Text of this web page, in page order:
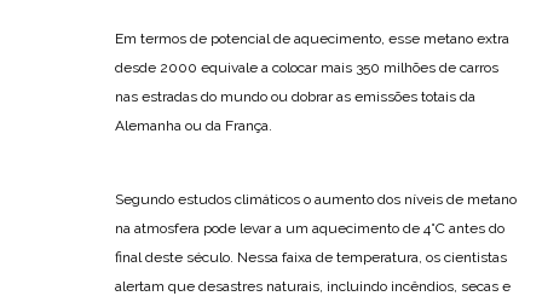
Em termos de potencial de aquecimento, esse metano extra
desde 2000 equivale a colocar mais 350 milhões de carros
nas estradas do mundo ou dobrar as emissões totais da
Alemanha ou da França.
Segundo estudos climáticos o aumento dos níveis de metano
na atmosfera pode levar a um aquecimento de 4°C antes do
final deste século. Nessa faixa de temperatura, os cientistas
alertam que desastres naturais, incluindo incêndios, secas e